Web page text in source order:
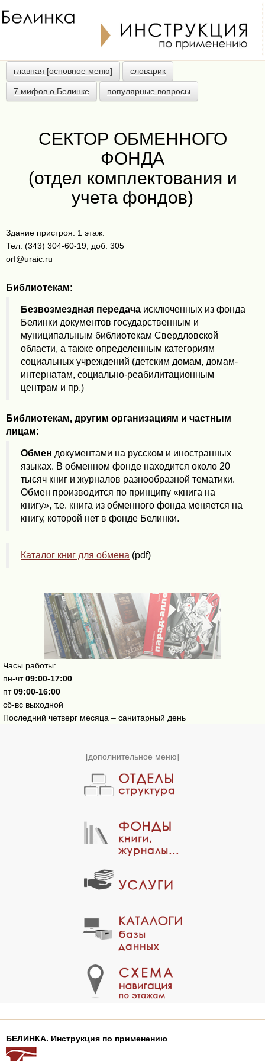
главная [основное меню] словарик
7 мифов о Белинке популярные вопросы
СЕКТОР ОБМЕННОГО
ФОНДА
(отдел комплектования и
учета фондов)
Здание пристроя. 1 этаж.
Тел. (343) 304-60-19, доб. 305
orf@uraic.ru
Библиотекам:
Безвозмездная передача исключенных из фонда
Белинки документов государственным и
муниципальным библиотекам Свердловской
области, а также определенным категориям
социальных учреждений (детским домам, домам-
интернатам, социально-реабилитационным
центрам и пр.)
Библиотекам, другим организациям и частным
лицам:
Обмен документами на русском и иностранных
языках. В обменном фонде находится около 20
тысяч книг и журналов разнообразной тематики.
Обмен производится по принципу «книга на
книгу», т.е. книга из обменного фонда меняется на
книгу, которой нет в фонде Белинки.
Каталог книг для обмена (pdf)
Часы работы:
пн-чт 09:00-17:00
пт 09:00-16:00
сб-вс выходной
Последний четверг месяца – санитарный день
[дополнительное меню]
БЕЛИНКА. Инструкция по применению